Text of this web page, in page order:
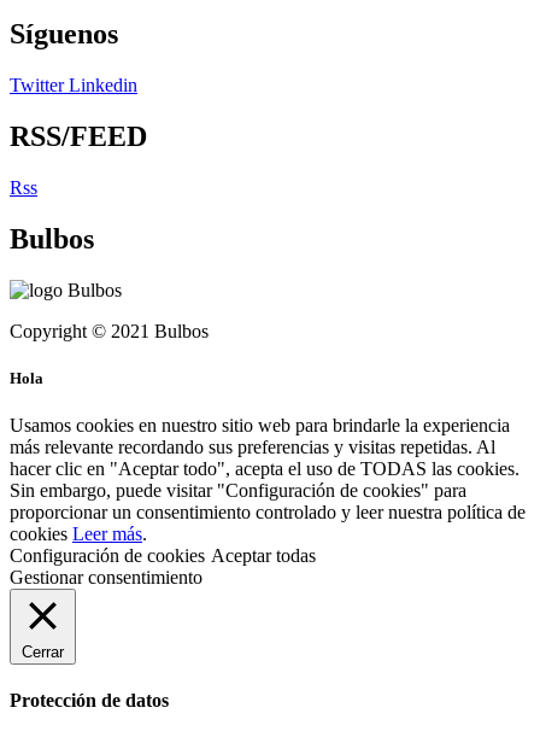
Síguenos
Twitter Linkedin
RSS/FEED
Rss
Bulbos
Copyright © 2021 Bulbos
Hola
Usamos cookies en nuestro sitio web para brindarle la experiencia
más relevante recordando sus preferencias y visitas repetidas. Al
hacer clic en "Aceptar todo", acepta el uso de TODAS las cookies.
Sin embargo, puede visitar "Configuración de cookies" para
proporcionar un consentimiento controlado y leer nuestra política de
cookies Leer más.
Configuración de cookies Aceptar todas
Gestionar consentimiento
Cerrar
Protección de datos